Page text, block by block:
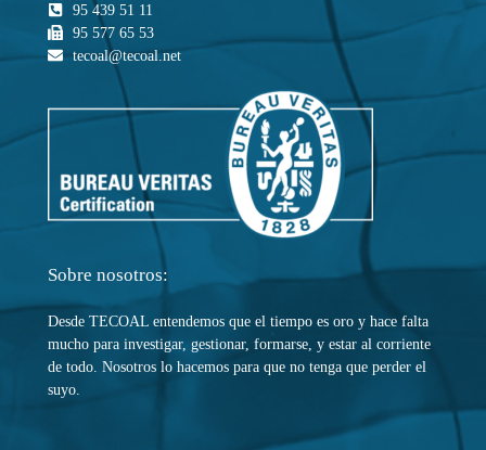
95 439 51 11
95 577 65 53
tecoal@tecoal.net
Sobre nosotros:
Desde TECOAL entendemos que el tiempo es oro y hace falta
mucho para investigar, gestionar, formarse, y estar al corriente
de todo. Nosotros lo hacemos para que no tenga que perder el
suyo.